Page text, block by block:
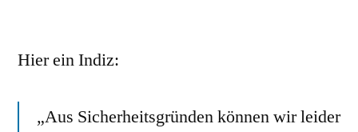
neuen
Hier ein Indiz:
„Aus Sicherheitsgründen können wir leider